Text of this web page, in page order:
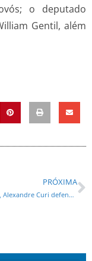
o deputado
Gentil, além
PRÓXIMA
Em Londrina, Alexandre Curi defende política do “olho no olho” e construção coletiva de soluções